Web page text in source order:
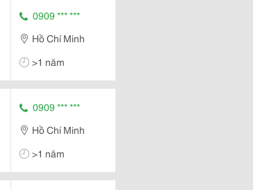
0909 *** ***
Hồ Chí Minh
>1 năm
0909 *** ***
Hồ Chí Minh
>1 năm